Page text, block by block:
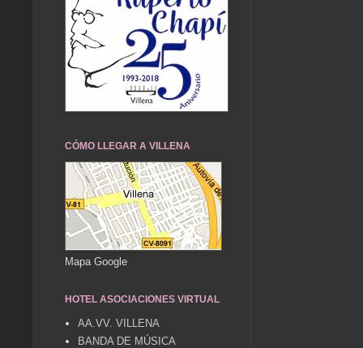
CÓMO LLEGAR A VILLENA
Mapa Google
HOTEL ASOCIACIONES VIRTUAL
AA.VV. VILLENA
BANDA DE MÚSICA